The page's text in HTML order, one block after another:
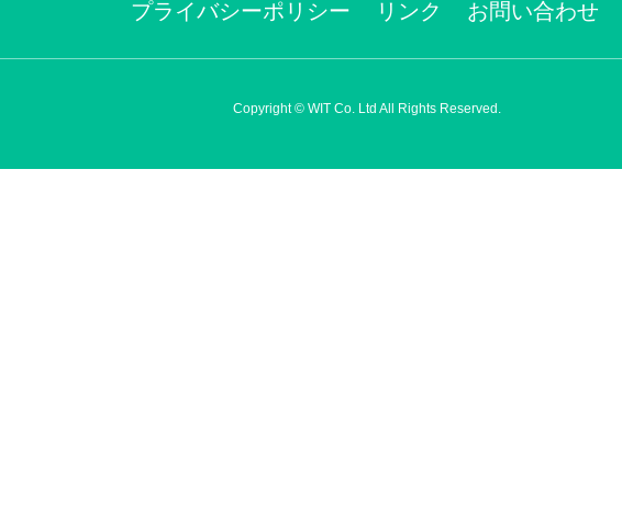
プライバシーポリシー リンク お問い合わせ
Copyright © WIT Co. Ltd All Rights Reserved.